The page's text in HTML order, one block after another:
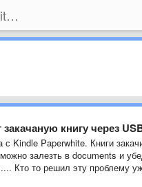
Kindle, Kindle Paperwhite, Kindle Voyage
книгу через
с Kindle Paperwhite. Книги
залезть в documents и
Кто то решил эту проблему